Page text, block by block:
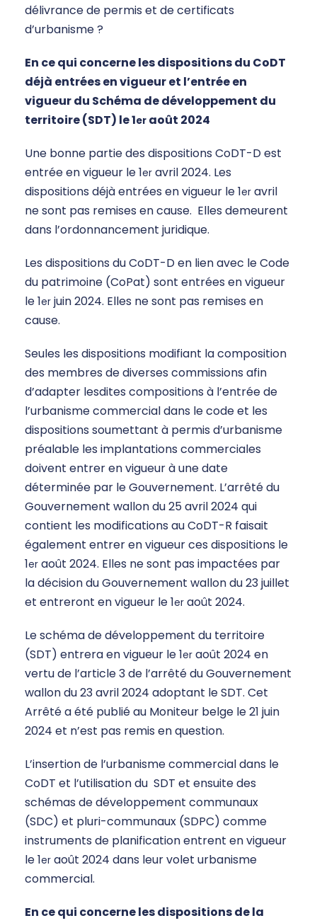
délivrance de permis et de certificats
d’urbanisme ?
En ce qui concerne les dispositions du CoDT
déjà entrées en vigueur et l’entrée en
vigueur du Schéma de développement du
territoire (SDT) le 1er août 2024
Une bonne partie des dispositions CoDT-D est
entrée en vigueur le 1er avril 2024. Les
dispositions déjà entrées en vigueur le 1er avril
ne sont pas remises en cause. Elles demeurent
dans l’ordonnancement juridique.
Les dispositions du CoDT-D en lien avec le Code
du patrimoine (CoPat) sont entrées en vigueur
le 1er juin 2024. Elles ne sont pas remises en
cause.
Seules les dispositions modifiant la composition
des membres de diverses commissions afin
d’adapter lesdites compositions à l’entrée de
l’urbanisme commercial dans le code et les
dispositions soumettant à permis d’urbanisme
préalable les implantations commerciales
doivent entrer en vigueur à une date
déterminée par le Gouvernement. L’arrêté du
Gouvernement wallon du 25 avril 2024 qui
contient les modifications au CoDT-R faisait
également entrer en vigueur ces dispositions le
1er août 2024. Elles ne sont pas impactées par
la décision du Gouvernement wallon du 23 juillet
et entreront en vigueur le 1er août 2024.
Le schéma de développement du territoire
(SDT) entrera en vigueur le 1er août 2024 en
vertu de l’article 3 de l’arrêté du Gouvernement
wallon du 23 avril 2024 adoptant le SDT. Cet
Arrêté a été publié au Moniteur belge le 21 juin
2024 et n’est pas remis en question.
L’insertion de l’urbanisme commercial dans le
CoDT et l’utilisation du SDT et ensuite des
schémas de développement communaux
(SDC) et pluri-communaux (SDPC) comme
instruments de planification entrent en vigueur
le 1er août 2024 dans leur volet urbanisme
commercial.
En ce qui concerne les dispositions de la